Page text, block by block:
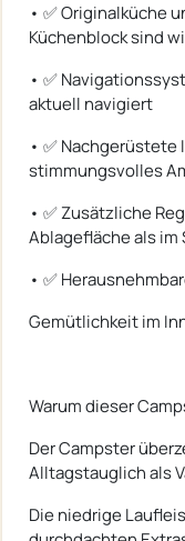
• ✅ Originalküche
Küchenblock sind
• ✅
aktuell navigiert
• ✅
stimmungsvolles
• ✅ Zusätzliche
Ablagefläche als im
• ✅
Gemütlichkeit im
Warum dieser
Der Campster
Alltagstauglich als
Die niedrige